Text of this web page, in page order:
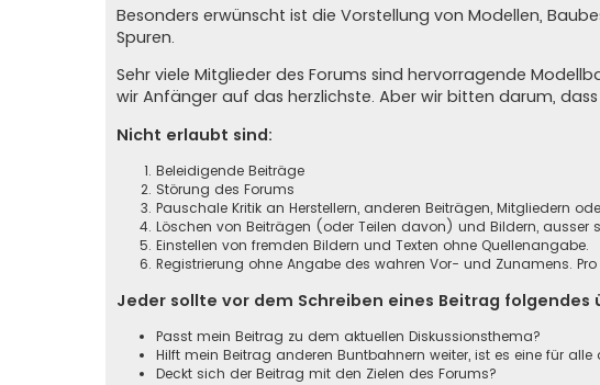
Besonders erwünscht ist die Vorstellung von Modellen,
Spuren.
Sehr viele Mitglieder des Forums sind hervorragende
wir Anfänger auf das herzlichste. Aber wir bitten darum,
Nicht erlaubt sind:
Beleidigende Beiträge
Störung des Forums
Pauschale Kritik an Herstellern, anderen Beiträgen, Mitgliedern
Löschen von Beiträgen (oder Teilen davon) und Bildern, ausser
Einstellen von fremden Bildern und Texten ohne Quellenangabe.
Registrierung ohne Angabe des wahren Vor- und Zunamens.
Jeder sollte vor dem Schreiben eines Beitrag folgendes
Passt mein Beitrag zu dem aktuellen Diskussionsthema?
Hilft mein Beitrag anderen Buntbahnern weiter, ist es eine für
Deckt sich der Beitrag mit den Zielen des Forums?